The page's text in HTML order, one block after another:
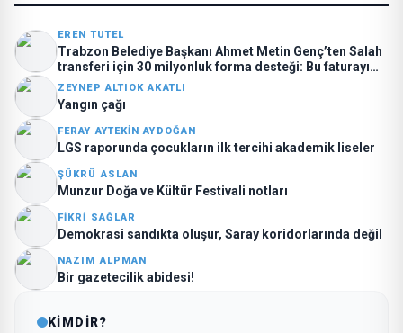
EREN TUTEL
Trabzon Belediye Başkanı Ahmet Metin Genç’ten Salah
transferi için 30 milyonluk forma desteği: Bu faturayı
kim ödüyor?
ZEYNEP ALTIOK AKATLI
Yangın çağı
FERAY AYTEKIN AYDOĞAN
LGS raporunda çocukların ilk tercihi akademik liseler
ŞÜKRÜ ASLAN
Munzur Doğa ve Kültür Festivali notları
FIKRI SAĞLAR
Demokrasi sandıkta oluşur, Saray koridorlarında değil
NAZIM ALPMAN
Bir gazetecilik abidesi!
KİMDİR?